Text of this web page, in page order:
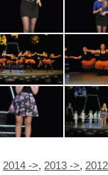
2014 ->, 2013 ->,